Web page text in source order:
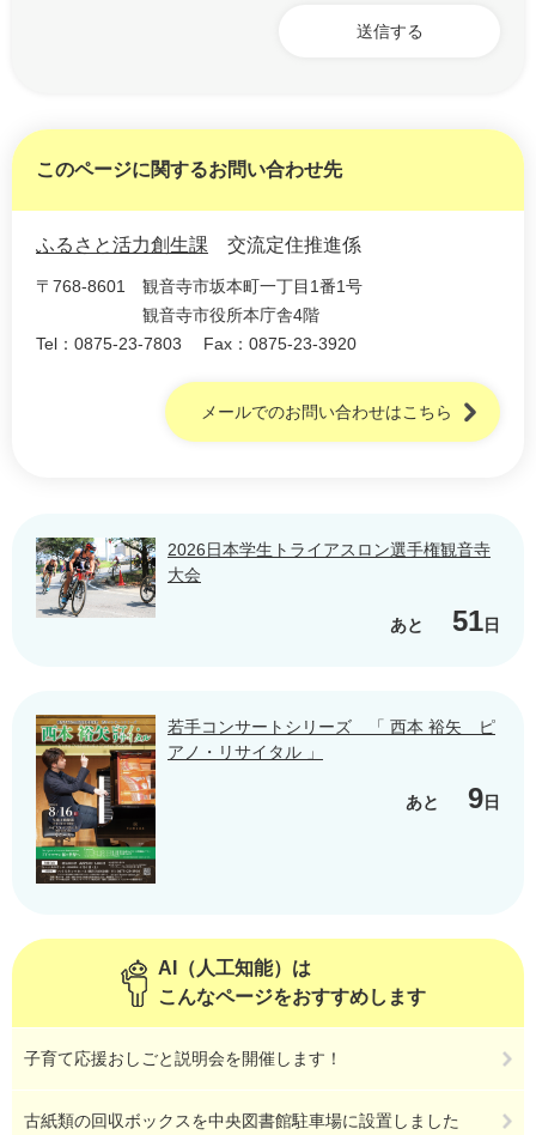
このページに関するお問い合わせ先
ふるさと活力創生課 交流定住推進係
〒768-8601
観音寺市坂本町一丁目1番1号
観音寺市役所本庁舎4階
Tel：0875-23-7803
Fax：0875-23-3920
メールでのお問い合わせはこちら
2026日本学生トライアスロン選手権観音寺
大会
あと 51日
若手コンサートシリーズ 「 西本 裕矢 ピ
アノ・リサイタル 」
あと 9日
AI（人工知能）は
こんなページをおすすめします
子育て応援おしごと説明会を開催します！
古紙類の回収ボックスを中央図書館駐車場に設置しました